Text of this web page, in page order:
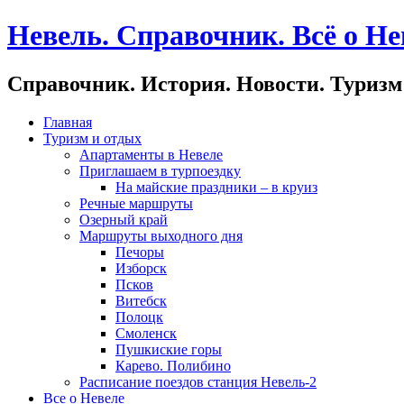
Невель. Справочник. Всё о
Справочник. История. Новости. Туризм
Главная
Туризм и отдых
Апартаменты в Невеле
Приглашаем в турпоездку
На майские праздники – в круиз
Речные маршруты
Озерный край
Маршруты выходного дня
Печоры
Изборск
Псков
Витебск
Полоцк
Смоленск
Пушкиские горы
Карево. Полибино
Расписание поездов станция Невель-2
Все о Невеле